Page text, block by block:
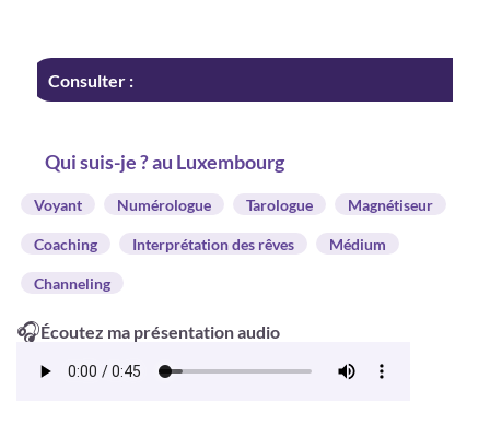
Consulter :
Qui suis-je ? au Luxembourg
Voyant Numérologue Tarologue Magnétiseur
Coaching Interprétation des rêves Médium
Channeling
🎧Écoutez ma présentation audio